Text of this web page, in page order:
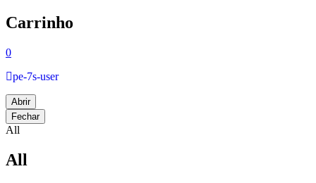
Carrinho
0
pe-7s-user
Abrir
Fechar
All
All